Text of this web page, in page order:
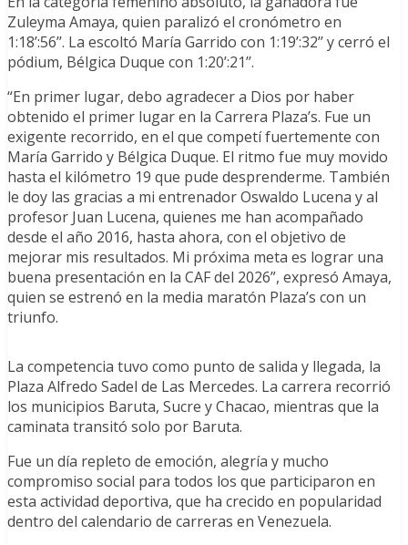
Zuleyma Amaya, quien paralizó el cronómetro en
1:18’:56’’. La escoltó María Garrido con 1:19’:32’’ y cerró el
pódium, Bélgica Duque con 1:20’:21’’.
“En primer lugar, debo agradecer a Dios por haber
obtenido el primer lugar en la Carrera Plaza’s. Fue un
exigente recorrido, en el que competí fuertemente con
María Garrido y Bélgica Duque. El ritmo fue muy movido
hasta el kilómetro 19 que pude desprenderme. También
le doy las gracias a mi entrenador Oswaldo Lucena y al
profesor Juan Lucena, quienes me han acompañado
desde el año 2016, hasta ahora, con el objetivo de
mejorar mis resultados. Mi próxima meta es lograr una
buena presentación en la CAF del 2026”, expresó Amaya,
quien se estrenó en la media maratón Plaza’s con un
triunfo.
La competencia tuvo como punto de salida y llegada, la
Plaza Alfredo Sadel de Las Mercedes. La carrera recorrió
los municipios Baruta, Sucre y Chacao, mientras que la
caminata transitó solo por Baruta.
Fue un día repleto de emoción, alegría y mucho
compromiso social para todos los que participaron en
esta actividad deportiva, que ha crecido en popularidad
dentro del calendario de carreras en Venezuela.